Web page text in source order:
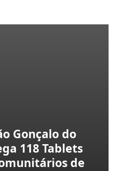
Gonçalo do
118 Tablets
de